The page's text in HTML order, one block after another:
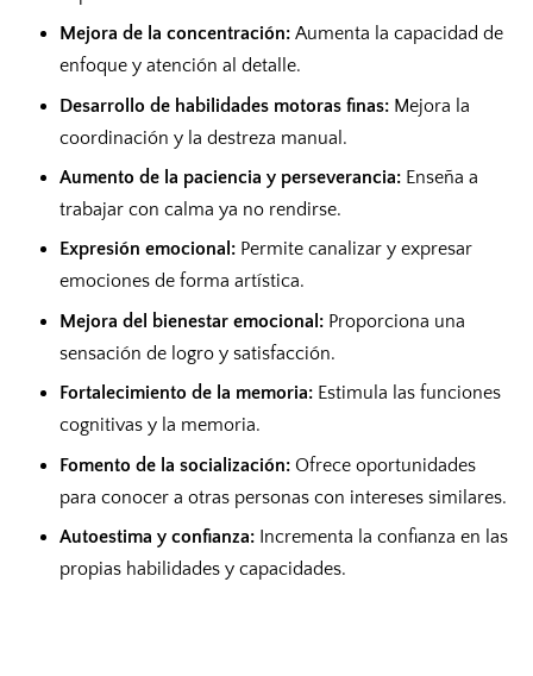
Mejora de la concentración: Aumenta la capacidad de
enfoque y atención al detalle.
Desarrollo de habilidades motoras finas: Mejora la
coordinación y la destreza manual.
Aumento de la paciencia y perseverancia: Enseña a
trabajar con calma ya no rendirse.
Expresión emocional: Permite canalizar y expresar
emociones de forma artística.
Mejora del bienestar emocional: Proporciona una
sensación de logro y satisfacción.
Fortalecimiento de la memoria: Estimula las funciones
cognitivas y la memoria.
Fomento de la socialización: Ofrece oportunidades
para conocer a otras personas con intereses similares.
Autoestima y confianza: Incrementa la confianza en las
propias habilidades y capacidades.